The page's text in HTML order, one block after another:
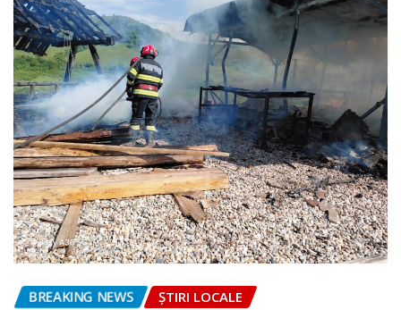
BREAKING NEWS ȘTIRI LOCALE